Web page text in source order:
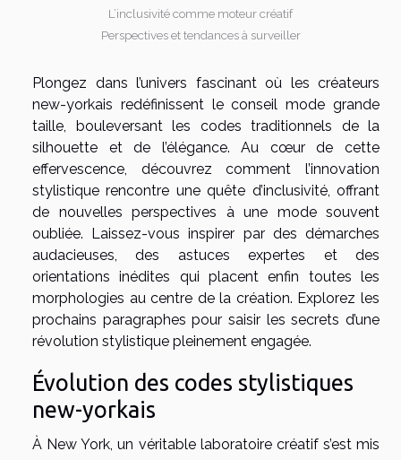
L’inclusivité comme moteur créatif
Perspectives et tendances à surveiller
Plongez dans l’univers fascinant où les créateurs
new-yorkais redéfinissent le conseil mode grande
taille, bouleversant les codes traditionnels de la
silhouette et de l’élégance. Au cœur de cette
effervescence, découvrez comment l’innovation
stylistique rencontre une quête d’inclusivité, offrant
de nouvelles perspectives à une mode souvent
oubliée. Laissez-vous inspirer par des démarches
audacieuses, des astuces expertes et des
orientations inédites qui placent enfin toutes les
morphologies au centre de la création. Explorez les
prochains paragraphes pour saisir les secrets d’une
révolution stylistique pleinement engagée.
Évolution des codes stylistiques
new-yorkais
À New York, un véritable laboratoire créatif s’est mis